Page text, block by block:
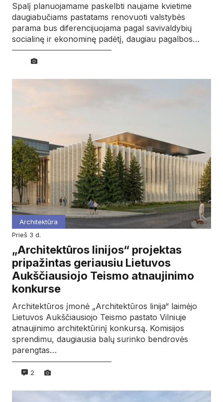
Spalį planuojamame paskelbti naujame kvietime
daugiabučiams pastatams renovuoti valstybės
parama bus diferencijuojama pagal savivaldybių
socialinę ir ekonominę padėtį, daugiau pagalbos…
Architektūra
prieš 3 d.
„Architektūros linijos“ projektas
pripažintas geriausiu Lietuvos
Aukščiausiojo Teismo atnaujinimo
konkurse
Architektūros įmonė „Architektūros linija“ laimėjo
Lietuvos Aukščiausiojo Teismo pastato Vilniuje
atnaujinimo architektūrinį konkursą. Komisijos
sprendimu, daugiausia balų surinko bendrovės
parengtas…
2